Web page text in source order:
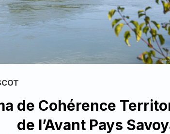
de Cohérence
de l’Avant Pays